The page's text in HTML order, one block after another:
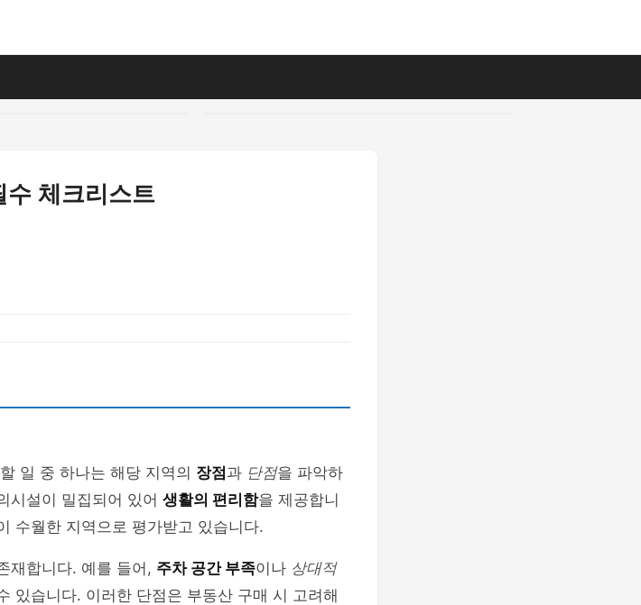
수 체크리스트
일 중 하나는 해당 지역의 장점과 단점을 파악하
시설이 밀집되어 있어 생활의 편리함을 제공합니
수월한 지역으로 평가받고 있습니다.
재합니다. 예를 들어, 주차 공간 부족이나 상대적
있습니다. 이러한 단점은 부동산 구매 시 고려해